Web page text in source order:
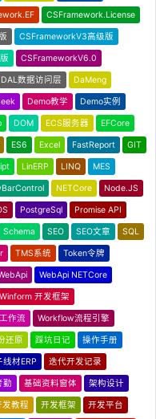
CSFramework.License
CSFrameworkV3高级版
CSFrameworkV6.0
DAL数据访问层 DaMeng
Demo教学 Demo实例
DOM ECS服务器 EFCore
ES6 Excel FastReport GIT
LinERP LINQ MES
NETCore Node.JS
PostgreSql Promise API
Schema SEO SEO文章 SQL
TMS系统 Token令牌
WebApi NETCore
Winform 开发框架
作流 Workflow流程引擎
还原 踩坑日记 操作手册
线材ERP 迭代开发记录
勤 基础资料窗体 架构设计
发教程 开发框架 开发平台